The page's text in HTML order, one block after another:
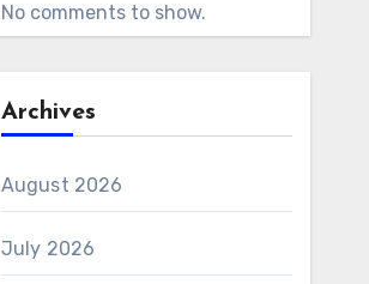
No comments to show.
Archives
August 2026
July 2026